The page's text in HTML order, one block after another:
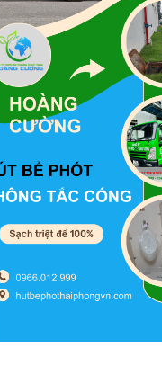
ảnh hưởng
đơn vị áp
khi thi công
biệt, khách
Hoàng